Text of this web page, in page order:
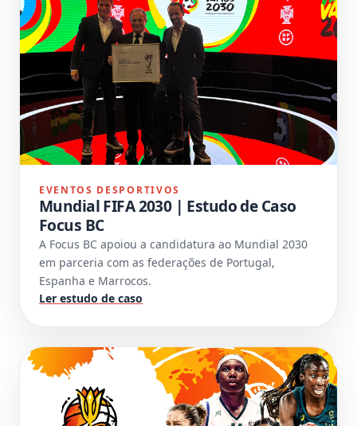
EVENTOS DESPORTIVOS
Mundial FIFA 2030 | Estudo de Caso
Focus BC
A Focus BC apoiou a candidatura ao Mundial 2030
em parceria com as federações de Portugal,
Espanha e Marrocos.
Ler estudo de caso